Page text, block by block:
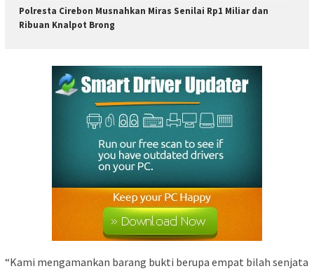
Polresta Cirebon Musnahkan Miras Senilai Rp1 Miliar dan
Ribuan Knalpot Brong
“Kami mengamankan barang bukti berupa empat bilah senjata